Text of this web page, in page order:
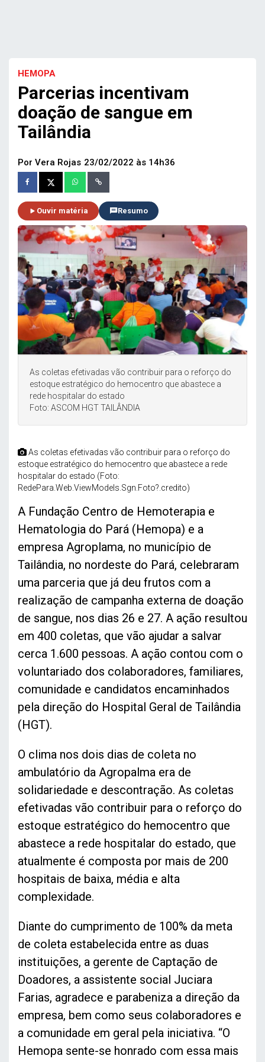
HEMOPA
Parcerias incentivam
doação de sangue em
Tailândia
Por Vera Rojas 23/02/2022 às 14h36
Ouvir matéria Resumo
As coletas efetivadas vão contribuir para o reforço do
estoque estratégico do hemocentro que abastece a
rede hospitalar do estado
Foto: ASCOM HGT TAILÂNDIA
As coletas efetivadas vão contribuir para o reforço do
estoque estratégico do hemocentro que abastece a rede
hospitalar do estado (Foto:
RedePara.Web.ViewModels.Sgn.Foto?.credito)
A Fundação Centro de Hemoterapia e
Hematologia do Pará (Hemopa) e a
empresa Agroplama, no município de
Tailândia, no nordeste do Pará, celebraram
uma parceria que já deu frutos com a
realização de campanha externa de doação
de sangue, nos dias 26 e 27. A ação resultou
em 400 coletas, que vão ajudar a salvar
cerca 1.600 pessoas. A ação contou com o
voluntariado dos colaboradores, familiares,
comunidade e candidatos encaminhados
pela direção do Hospital Geral de Tailândia
(HGT).
O clima nos dois dias de coleta no
ambulatório da Agropalma era de
solidariedade e descontração. As coletas
efetivadas vão contribuir para o reforço do
estoque estratégico do hemocentro que
abastece a rede hospitalar do estado, que
atualmente é composta por mais de 200
hospitais de baixa, média e alta
complexidade.
Diante do cumprimento de 100% da meta
de coleta estabelecida entre as duas
instituições, a gerente de Captação de
Doadores, a assistente social Juciara
Farias, agradece e parabeniza a direção da
empresa, bem como seus colaboradores e
a comunidade em geral pela iniciativa. “O
Hemopa sente-se honrado com essa mais